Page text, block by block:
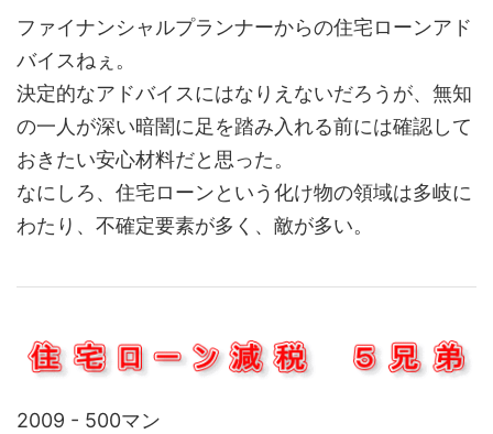
ファイナンシャルプランナーからの住宅ローンアド
バイスねぇ。
決定的なアドバイスにはなりえないだろうが、無知
の一人が深い暗闇に足を踏み入れる前には確認して
おきたい安心材料だと思った。
なにしろ、住宅ローンという化け物の領域は多岐に
わたり、不確定要素が多く、敵が多い。
2009 - 500マン